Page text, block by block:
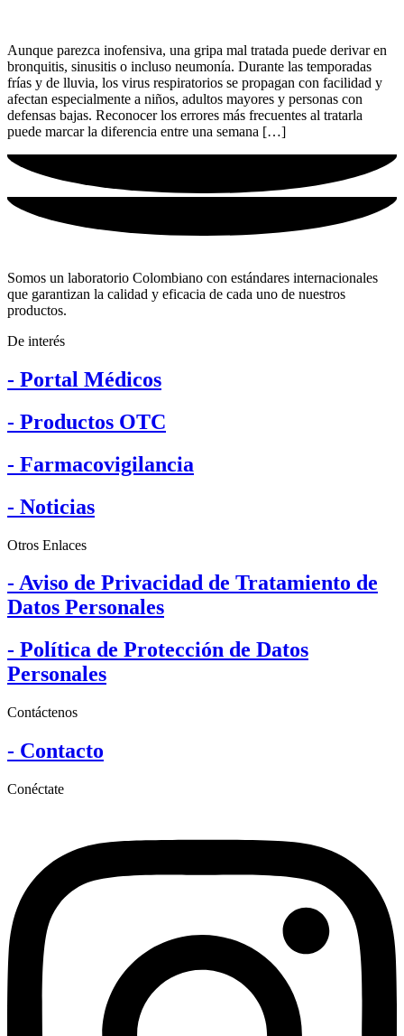
Aunque parezca inofensiva, una gripa mal tratada puede derivar en
bronquitis, sinusitis o incluso neumonía. Durante las temporadas
frías y de lluvia, los virus respiratorios se propagan con facilidad y
afectan especialmente a niños, adultos mayores y personas con
defensas bajas. Reconocer los errores más frecuentes al tratarla
puede marcar la diferencia entre una semana […]
Somos un laboratorio Colombiano con estándares internacionales
que garantizan la calidad y eficacia de cada uno de nuestros
productos.
De interés
- Portal Médicos
- Productos OTC
- Farmacovigilancia
- Noticias
Otros Enlaces
- Aviso de Privacidad de Tratamiento de
Datos Personales
- Política de Protección de Datos
Personales
Contáctenos
- Contacto
Conéctate